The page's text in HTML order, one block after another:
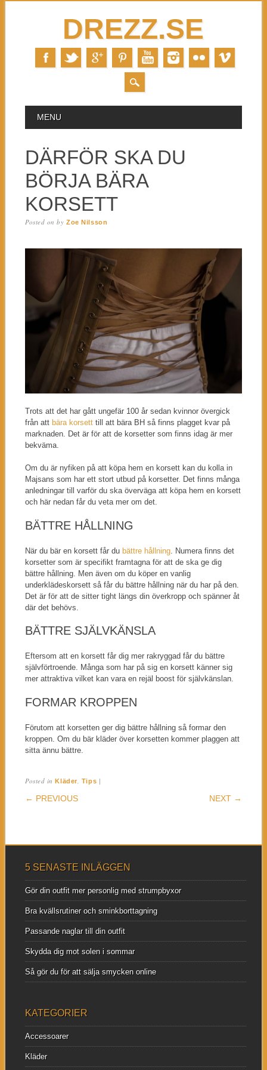
DREZZ.SE
MAIN MENU
MENU
DÄRFÖR SKA DU
BÖRJA BÄRA
KORSETT
Posted onbyZoe Nilsson
Trots att det har gått ungefär 100 år sedan kvinnor övergick
från att bära korsetttill att bära BH så finns plagget kvar på
marknaden. Det är för att de korsetter som finns idag är mer
bekväma.
Om du är nyfiken på att köpa hem en korsett kan du kolla in
Majsans som har ett stort utbud på korsetter. Det finns många
anledningar till varför du ska överväga att köpa hem en korsett
och här nedan får du veta mer om det.
BÄTTRE HÅLLNING
När du bär en korsett får du bättre hållning. Numera finns det
korsetter som är specifikt framtagna för att de ska ge dig
bättre hållning. Men även om du köper en vanlig
underklädeskorsett så får du bättre hållning när du har på den.
Det är för att de sitter tight längs din överkropp och spänner åt
där det behövs.
BÄTTRE SJÄLVKÄNSLA
Eftersom att en korsett får dig mer rakryggad får du bättre
självförtroende. Många som har på sig en korsett känner sig
mer attraktiva vilket kan vara en rejäl boost för självkänslan.
FORMAR KROPPEN
Förutom att korsetten ger dig bättre hållning så formar den
kroppen. Om du bär kläder över korsetten kommer plaggen att
sitta ännu bättre.
Posted inKläder, Tips |
POST NAVIGATION
← PREVIOUS NEXT →
5 SENASTE INLÄGGEN
Gör din outfit mer personlig med strumpbyxor
Bra kvällsrutiner och sminkborttagning
Passande naglar till din outfit
Skydda dig mot solen i sommar
Så gör du för att sälja smycken online
KATEGORIER
Accessoarer
Kläder